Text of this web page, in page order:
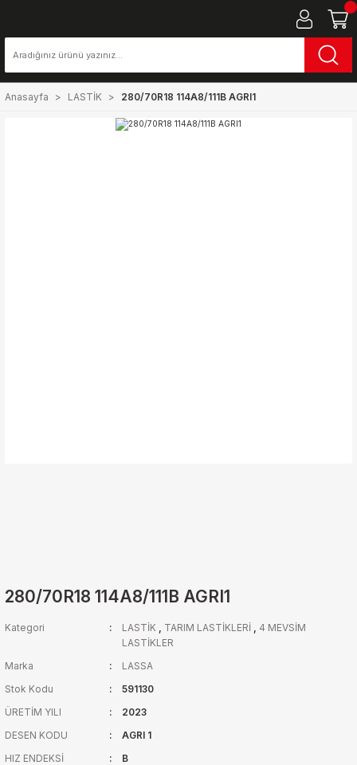
Anasayfa LASTİK 280/70R18 114A8/111B AGRI1
280/70R18 114A8/111B AGRI1
Kategori LASTİK , TARIM LASTİKLERİ , 4 MEVSİM
LASTİKLER
Marka
LASSA
Stok Kodu
591130
ÜRETİM YILI
2023
DESEN KODU
AGRI 1
HIZ ENDEKSİ
B